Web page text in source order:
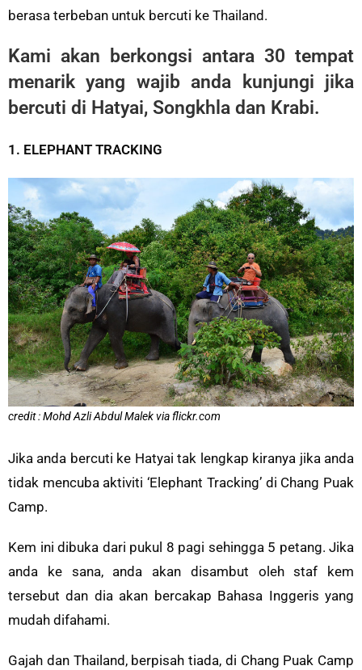
berasa terbeban untuk bercuti ke Thailand.
Kami akan berkongsi antara 30 tempat
menarik yang wajib anda kunjungi jika
bercuti di Hatyai, Songkhla dan Krabi.
1. ELEPHANT TRACKING
credit : Mohd Azli Abdul Malek via flickr.com
Jika anda bercuti ke Hatyai tak lengkap kiranya jika anda
tidak mencuba aktiviti ‘Elephant Tracking’ di Chang Puak
Camp.
Kem ini dibuka dari pukul 8 pagi sehingga 5 petang. Jika
anda ke sana, anda akan disambut oleh staf kem
tersebut dan dia akan bercakap Bahasa Inggeris yang
mudah difahami.
Gajah dan Thailand, berpisah tiada, di Chang Puak Camp